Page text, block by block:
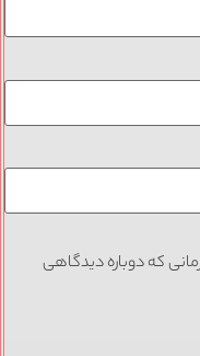
که دوباره دیدگاهی